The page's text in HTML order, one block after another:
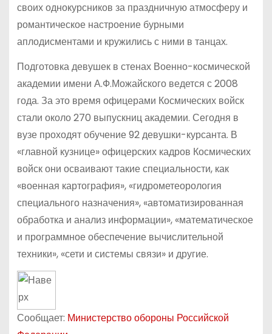
своих однокурсников за праздничную атмосферу и
романтическое настроение бурными
аплодисментами и кружились с ними в танцах.
Подготовка девушек в стенах Военно-космической
академии имени А.Ф.Можайского ведется с 2008
года. За это время офицерами Космических войск
стали около 270 выпускниц академии. Сегодня в
вузе проходят обучение 92 девушки-курсанта. В
«главной кузнице» офицерских кадров Космических
войск они осваивают такие специальности, как
«военная картография», «гидрометеорология
специального назначения», «автоматизированная
обработка и анализ информации», «математическое
и программное обеспечение вычислительной
техники», «сети и системы связи» и другие.
Сообщает: Министерство обороны Российской